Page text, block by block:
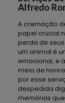
Alfredo
A cremação
papel crucial
perda de
um animal é
emocional, e
meio de
por esse
despedida
memórias